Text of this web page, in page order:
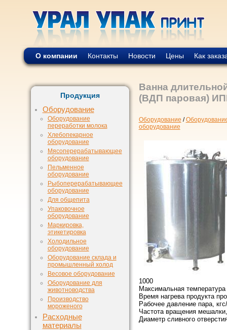
О компании Контакты Новости Цены Как
Продукция
Оборудование
Оборудование
переработки молока
Хлебопекарное
оборудование
Мясоперерабатывающее
оборудование
Пельменное
оборудование
Рыбоперерабатывающее
оборудование
Для общепита
Упаковочное
оборудование
Маркировка,
этикетировка
Холодильное
оборудование
Оборудование склада и
промышленный холод
Весовое оборудование
Оборудование для
животноводства
Производство
мороженого
Расходные
материалы
Ванна
(ВДП паровая)
Оборудование /
оборудование
1000
Максимальная
Время нагрева продукта
Рабочее давление пара,
Частота вращения
Диаметр сливного